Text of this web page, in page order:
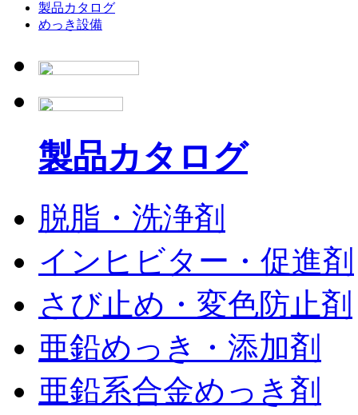
製品カタログ
めっき設備
製品カタログ
脱脂・洗浄剤
インヒビター・促進剤
さび止め・変色防止剤
亜鉛めっき・添加剤
亜鉛系合金めっき剤